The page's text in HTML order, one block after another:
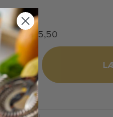
holde ved. Eaton produceres i
en avanceret
er en høj klarhed og eksklusiv
cl - dia. 5,50
+